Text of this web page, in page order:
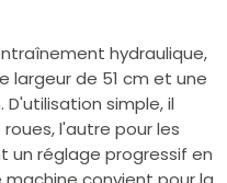
hydraulique,
largeur de 51 cm et une
simple, il
l'autre pour les
un réglage progressif en